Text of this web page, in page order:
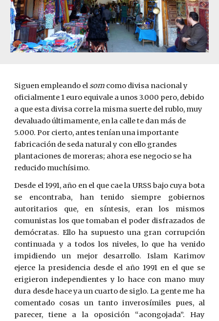
Siguen empleando el som como divisa nacional y
oficialmente 1 euro equivale a unos 3.000 pero, debido
a que esta divisa corre la misma suerte del rublo, muy
devaluado últimamente, en la calle te dan más de
5.000. Por cierto, antes tenían una importante
fabricación de seda natural y con ello grandes
plantaciones de moreras; ahora ese negocio se ha
reducido muchísimo.
Desde el 1991, año en el que cae la URSS bajo cuya bota
se encontraba, han tenido siempre gobiernos
autoritarios que, en síntesis, eran los mismos
comunistas los que tomaban el poder disfrazados de
demócratas. Ello ha supuesto una gran corrupción
continuada y a todos los niveles, lo que ha venido
impidiendo un mejor desarrollo. Islam Karimov
ejerce la presidencia desde el año 1991 en el que se
erigieron independientes y lo hace con mano muy
dura desde hace ya un cuarto de siglo. La gente me ha
comentado cosas un tanto inverosímiles pues, al
parecer, tiene a la oposición “acongojada”. Hay